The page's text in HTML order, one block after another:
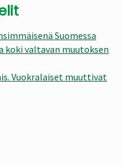
Suomessa
koki valtavan muutoksen
Vuokralaiset muuttivat